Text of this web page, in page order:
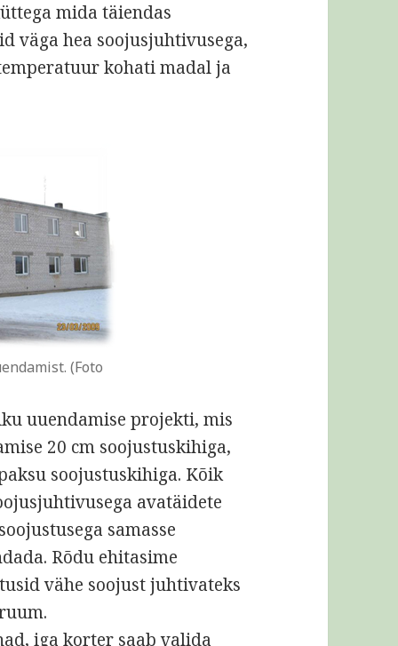
mida täiendas
väga hea soojusjuhtivusega,
kohati madal ja
(Foto
uuendamise projekti, mis
20 cm soojustuskihiga,
soojustuskihiga. Kõik
avatäidete
samasse
Rõdu ehitasime
vähe soojust juhtivateks
iga korter saab valida